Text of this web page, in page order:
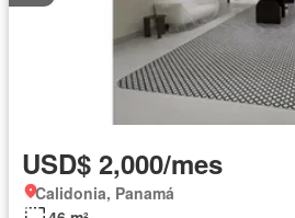
USD$ 2,000/mes
Calidonia, Panamá